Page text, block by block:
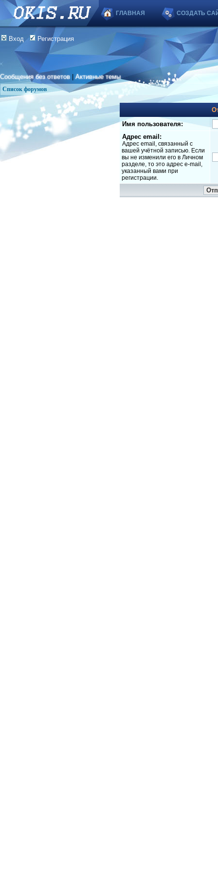
ГЛАВНАЯ СОЗДАТЬ
Вход Регистрация
Сообщения без ответов |Активные темы
Список форумов
Имя пользователя:
Адрес email:
Адрес email, связанный с
вашей учётной записью. Если
вы не изменили его в Личном
разделе, то это адрес e-mail,
указанный вами при
регистрации.